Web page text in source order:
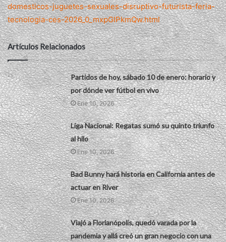
domesticos-juguetes-sexuales-disruptivo-futurista-feria-
tecnologia-ces-2026_0_mxpGIPkmQw.html
Artículos Relacionados
Partidos de hoy, sábado 10 de enero: horario y
por dónde ver fútbol en vivo
Ene 10, 2026
Liga Nacional: Regatas sumó su quinto triunfo
al hilo
Ene 10, 2026
Bad Bunny hará historia en California antes de
actuar en River
Ene 10, 2026
Viajó a Florianópolis, quedó varada por la
pandemia y allá creó un gran negocio con una